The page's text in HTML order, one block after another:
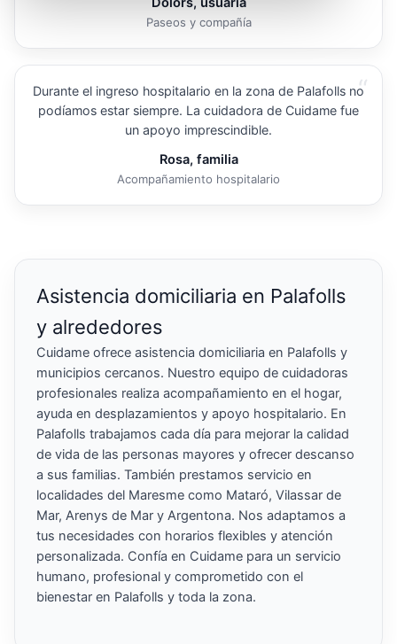
Paseos y compañía
“
Durante el ingreso hospitalario en la zona de Palafolls no
podíamos estar siempre. La cuidadora de Cuidame fue
un apoyo imprescindible.
Rosa, familia
Acompañamiento hospitalario
Asistencia domiciliaria en Palafolls
y alrededores
Cuidame ofrece asistencia domiciliaria en Palafolls y
municipios cercanos. Nuestro equipo de cuidadoras
profesionales realiza acompañamiento en el hogar,
ayuda en desplazamientos y apoyo hospitalario. En
Palafolls trabajamos cada día para mejorar la calidad
de vida de las personas mayores y ofrecer descanso
a sus familias. También prestamos servicio en
localidades del Maresme como Mataró, Vilassar de
Mar, Arenys de Mar y Argentona. Nos adaptamos a
tus necesidades con horarios flexibles y atención
personalizada. Confía en Cuidame para un servicio
humano, profesional y comprometido con el
bienestar en Palafolls y toda la zona.